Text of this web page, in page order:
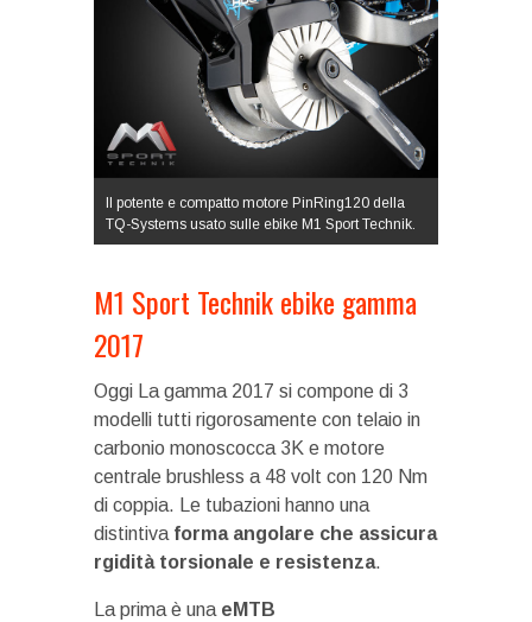
Il potente e compatto motore PinRing120 della
TQ-Systems usato sulle ebike M1 Sport Technik.
M1 Sport Technik ebike gamma
2017
Oggi La gamma 2017 si compone di 3
modelli tutti rigorosamente con telaio in
carbonio monoscocca 3K e motore
centrale brushless a 48 volt con 120 Nm
di coppia. Le tubazioni hanno una
distintiva forma angolare che assicura
rgidità torsionale e resistenza.
La prima è una eMTB